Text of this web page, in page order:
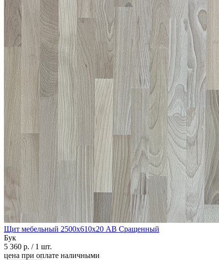
Щит мебельный 2500х610х20 АВ Сращенный
Бук
5 360 р. / 1 шт.
цена при оплате наличными